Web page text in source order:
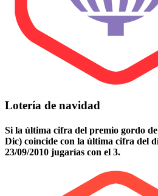
Lotería de navidad
Si la última cifra del premio gordo
Dic) coincide con la última cifra del
23/09/2010 jugarías con el 3.